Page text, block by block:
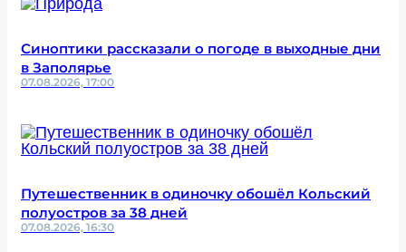
Синоптики рассказали о погоде в выходные дни
в Заполярье
07.08.2026, 17:00
Путешественник в одиночку обошёл Кольский
полуостров за 38 дней
07.08.2026, 16:30